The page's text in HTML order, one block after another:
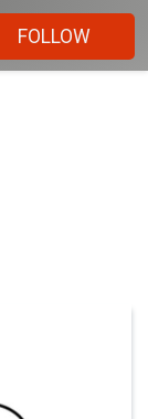
FOLLOW